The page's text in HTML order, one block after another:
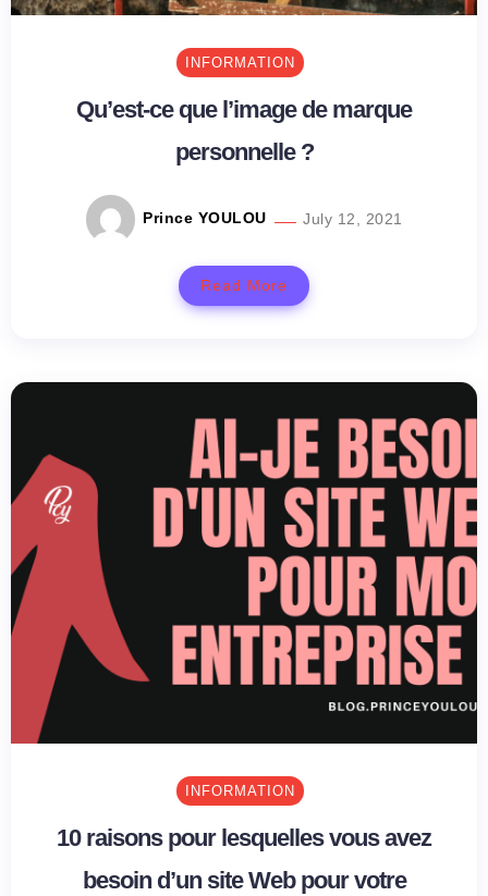
INFORMATION
Qu’est-ce que l’image de marque
personnelle ?
Prince YOULOU July 12, 2021
Read More
INFORMATION
10 raisons pour lesquelles vous avez
besoin d’un site Web pour votre